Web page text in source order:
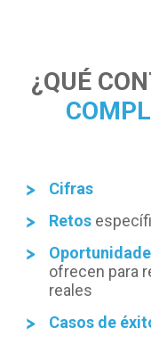
¿QUÉ
Cifras
Retos
ofrecen para
reales
Casos de